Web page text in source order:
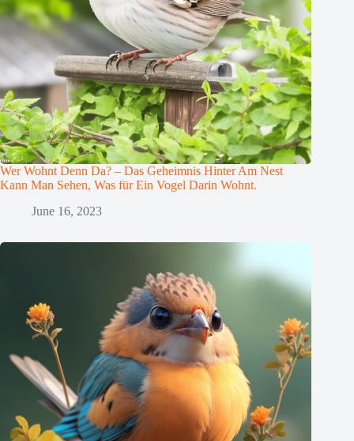
Wer Wohnt Denn Da? – Das Geheimnis Hinter Am Nest
Kann Man Sehen, Was für Ein Vogel Darin Wohnt.
June 16, 2023